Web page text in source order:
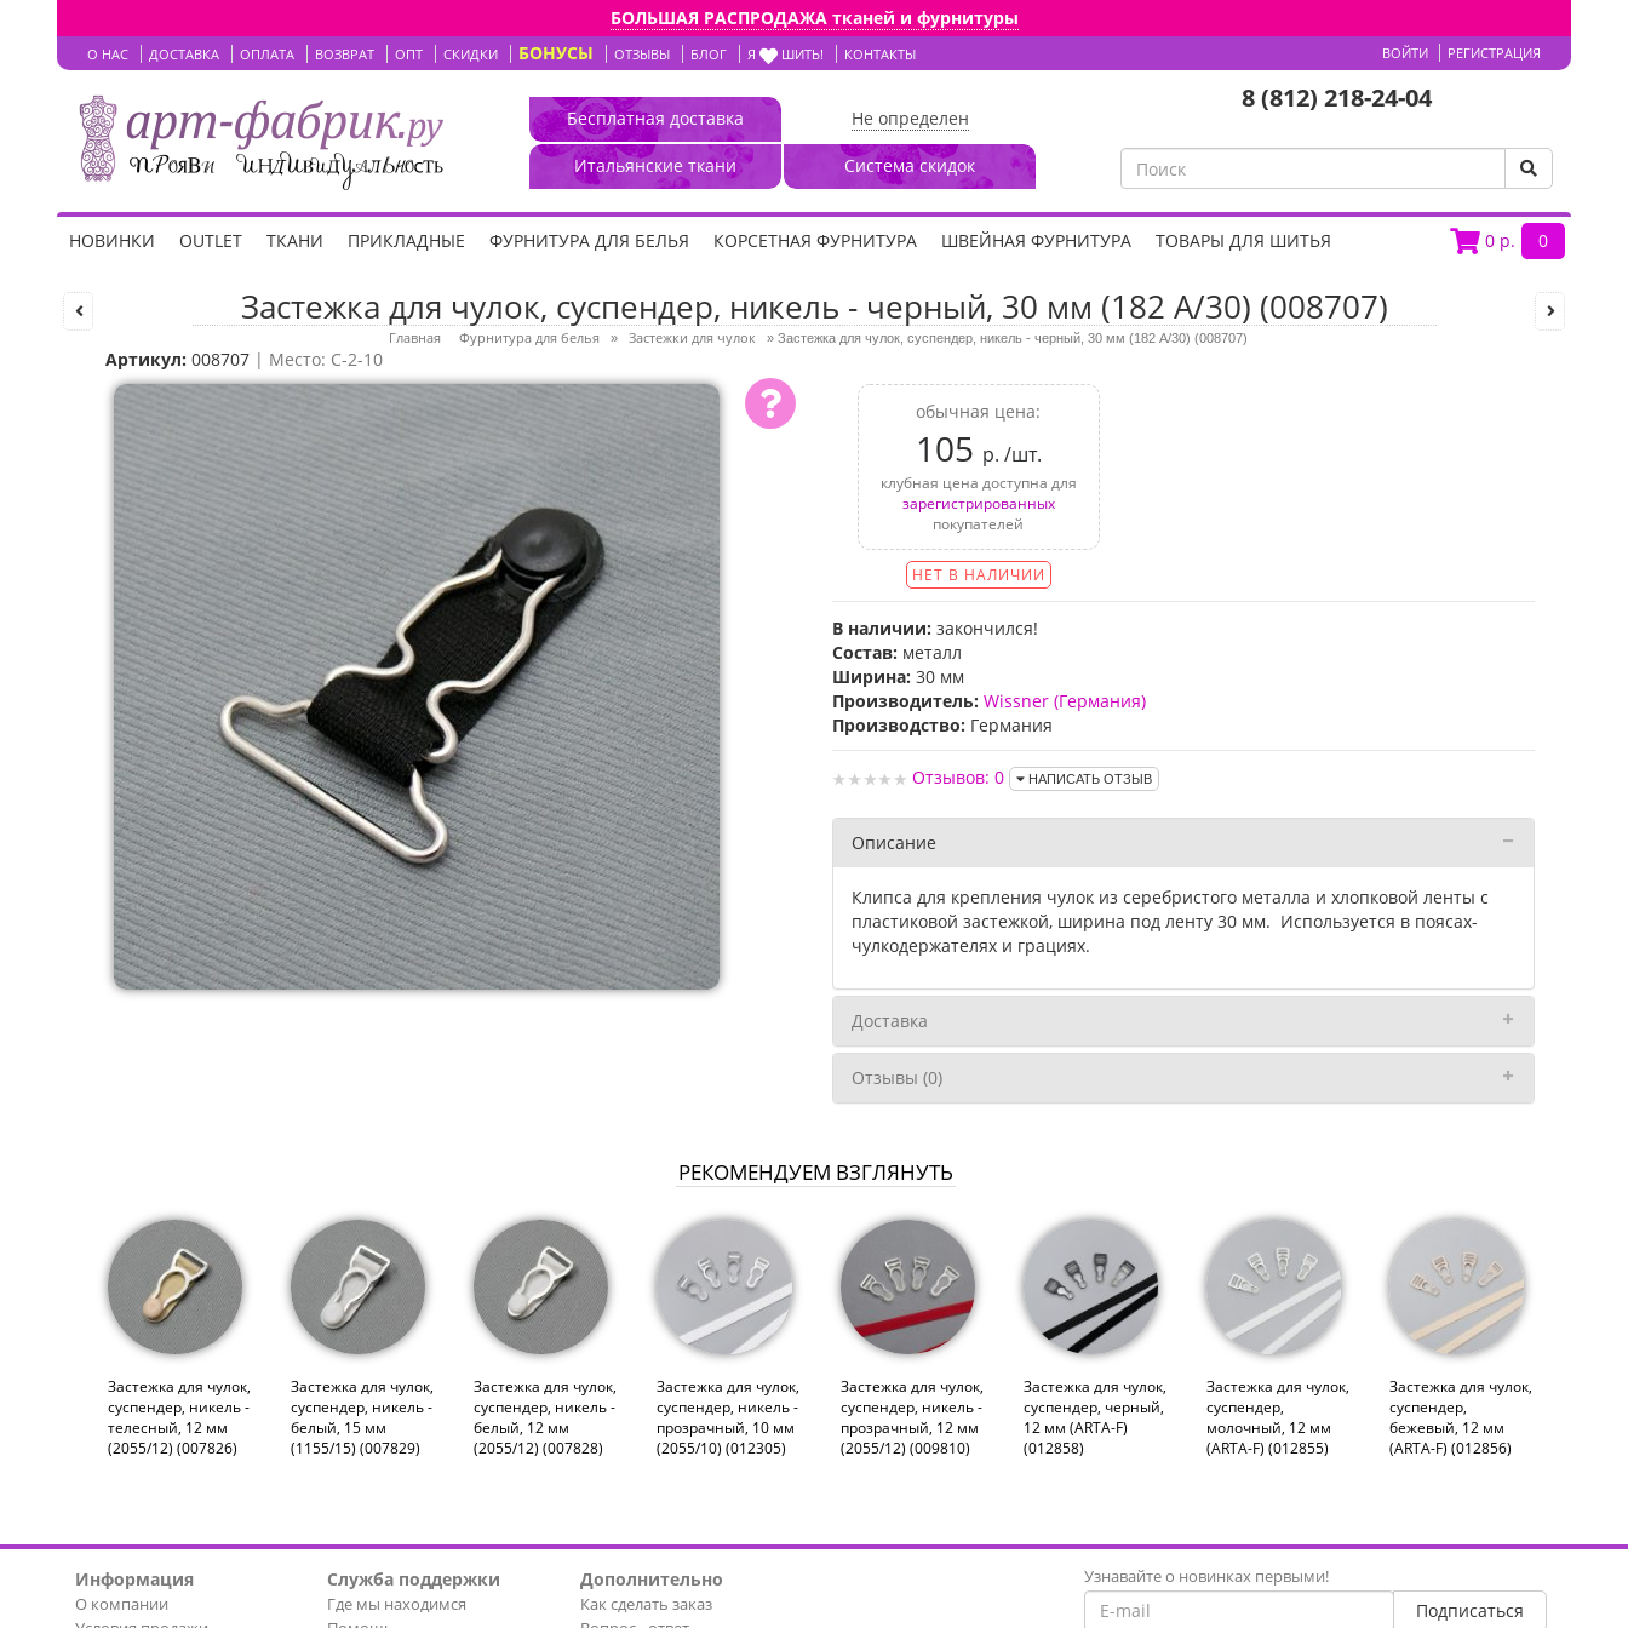
БОЛЬШАЯ РАСПРОДАЖА тканей и фурнитуры
О НАС ДОСТАВКА ОПЛАТА ВОЗВРАТ ОПТ СКИДКИ БОНУСЫ ОТЗЫВЫ БЛОГ Я ШИТЬ! КОНТАКТЫ ВОЙТИ РЕГИСТРАЦИЯ
Бесплатная доставка
Итальянские ткани
Не определен
Система скидок
8 (812) 218-24-04
0 р. 0
НОВИНКИ OUTLET ТКАНИ ПРИКЛАДНЫЕ ФУРНИТУРА ДЛЯ БЕЛЬЯ КОРСЕТНАЯ ФУРНИТУРА ШВЕЙНАЯ ФУРНИТУРА ТОВАРЫ ДЛЯ ШИТЬЯ
Застежка для чулок, суспендер, никель - черный, 30 мм (182 A/30) (008707)
Главная Фурнитура для белья » Застежки для чулок » Застежка для чулок, суспендер, никель - черный, 30 мм (182 A/30) (008707)
Артикул: 008707 | Место: C-2-10
обычная цена:
105 р. /шт.
клубная цена доступна для
зарегистрированных
покупателей
НЕТ В НАЛИЧИИ
В наличии: закончился!
Состав: металл
Ширина: 30 мм
Производитель: Wissner (Германия)
Производство: Германия
Отзывов: 0 НАПИСАТЬ ОТЗЫВ
Описание
Клипса для крепления чулок из серебристого металла и хлопковой ленты с
пластиковой застежкой, ширина под ленту 30 мм. Используется в поясах-
чулкодержателях и грациях.
Доставка
Отзывы (0)
РЕКОМЕНДУЕМ ВЗГЛЯНУТЬ
Застежка для чулок,
суспендер, никель -
телесный, 12 мм
(2055/12) (007826)
Застежка для чулок,
суспендер, никель -
белый, 15 мм
(1155/15) (007829)
Застежка для чулок,
суспендер, никель -
белый, 12 мм
(2055/12) (007828)
Застежка для чулок,
суспендер, никель -
прозрачный, 10 мм
(2055/10) (012305)
Застежка для чулок,
суспендер, никель -
прозрачный, 12 мм
(2055/12) (009810)
Застежка для чулок,
суспендер, черный,
12 мм (ARTA-F)
(012858)
Застежка для чулок,
суспендер,
молочный, 12 мм
(ARTA-F) (012855)
Застежка для чулок,
суспендер,
бежевый, 12 мм
(ARTA-F) (012856)
Информация
О компании
Служба поддержки
Где мы находимся
Дополнительно
Как сделать заказ
Узнавайте о новинках первыми!